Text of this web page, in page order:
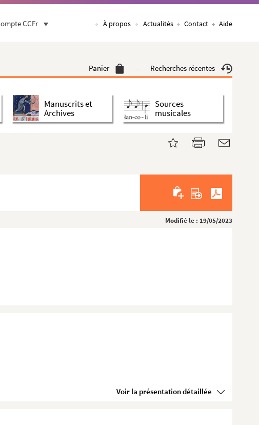
CCFr À propos Actualités Contact Aide
Panier Recherches récentes
Manuscrits et
Archives
Sources
musicales
Modifié le : 19/05/2023
Voir la présentation détaillée